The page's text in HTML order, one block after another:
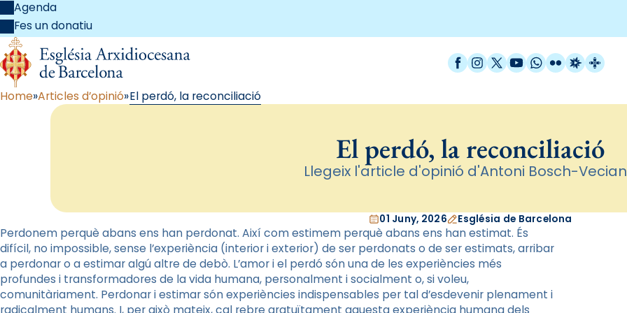
Agenda
Fes un donatiu
Facebook
Instagram
X / Twitter
YouTube
WhatsApp
FlickrRadio
Home Articles d’opinió El perdó, la reconciliació
El perdó, la reconciliació
Llegeix l'article d'opinió d'Antoni Bosch-
01 Juny, 2026 Església de Barcelona
Perdonem perquè abans ens han perdonat. Així com estimem perquè abans ens han estimat. És
difícil, no impossible, sense l’experiència (interior i exterior) de ser perdonats o de ser estimats, arribar
a perdonar o a estimar algú altre de debò. L’amor i el perdó són una de les experiències més
profundes i transformadores de la vida humana, personalment i socialment o, si voleu,
comunitàriament. Perdonar i estimar són experiències indispensables per tal d’esdevenir plenament i
radicalment humans. I, per això mateix, cal rebre gratuïtament aquesta experiència humana dels